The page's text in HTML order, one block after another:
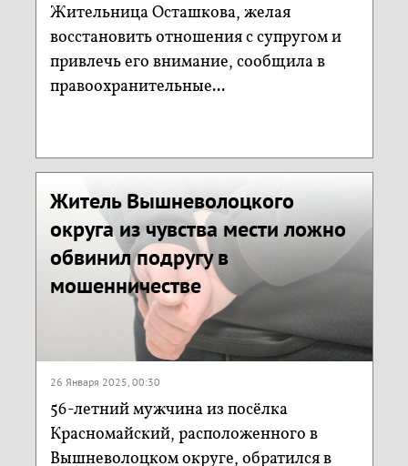
Жительница Осташкова, желая
восстановить отношения с супругом и
привлечь его внимание, сообщила в
правоохранительные...
Житель Вышневолоцкого
округа из чувства мести ложно
обвинил подругу в
мошенничестве
26 Января 2025, 00:30
56-летний мужчина из посёлка
Красномайский, расположенного в
Вышневолоцком округе, обратился в